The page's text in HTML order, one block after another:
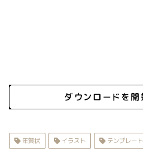
年賀状 イラスト テンプレート